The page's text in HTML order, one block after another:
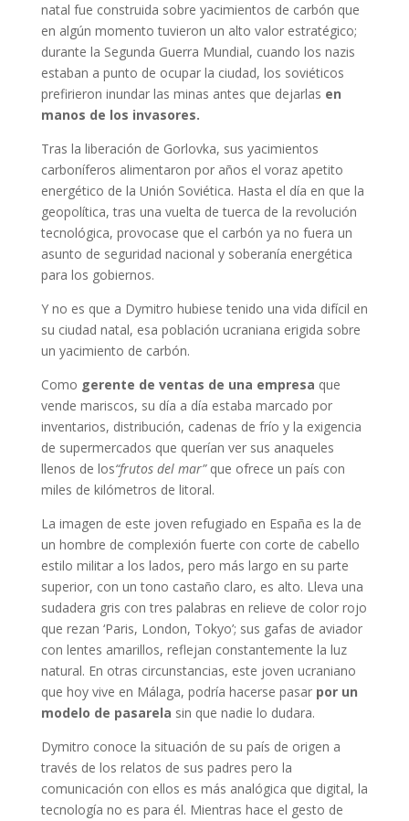
natal fue construida sobre yacimientos de carbón que
en algún momento tuvieron un alto valor estratégico;
durante la Segunda Guerra Mundial, cuando los nazis
estaban a punto de ocupar la ciudad, los soviéticos
prefirieron inundar las minas antes que dejarlas en
manos de los invasores.
Tras la liberación de Gorlovka, sus yacimientos
carboníferos alimentaron por años el voraz apetito
energético de la Unión Soviética. Hasta el día en que la
geopolítica, tras una vuelta de tuerca de la revolución
tecnológica, provocase que el carbón ya no fuera un
asunto de seguridad nacional y soberanía energética
para los gobiernos.
Y no es que a Dymitro hubiese tenido una vida difícil en
su ciudad natal, esa población ucraniana erigida sobre
un yacimiento de carbón.
Como gerente de ventas de una empresa que
vende mariscos, su día a día estaba marcado por
inventarios, distribución, cadenas de frío y la exigencia
de supermercados que querían ver sus anaqueles
llenos de los“frutos del mar”que ofrece un país con
miles de kilómetros de litoral.
La imagen de este joven refugiado en España es la de
un hombre de complexión fuerte con corte de cabello
estilo militar a los lados, pero más largo en su parte
superior, con un tono castaño claro, es alto. Lleva una
sudadera gris con tres palabras en relieve de color rojo
que rezan ‘Paris, London, Tokyo’; sus gafas de aviador
con lentes amarillos, reflejan constantemente la luz
natural. En otras circunstancias, este joven ucraniano
que hoy vive en Málaga, podría hacerse pasar por un
modelo de pasarela sin que nadie lo dudara.
Dymitro conoce la situación de su país de origen a
través de los relatos de sus padres pero la
comunicación con ellos es más analógica que digital, la
tecnología no es para él. Mientras hace el gesto de